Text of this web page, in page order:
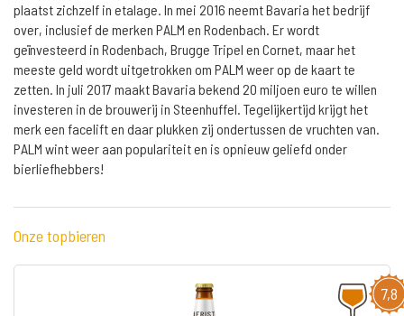
plaatst zichzelf in etalage. In mei 2016 neemt Bavaria het bedrijf
over, inclusief de merken PALM en Rodenbach. Er wordt
geïnvesteerd in Rodenbach, Brugge Tripel en Cornet, maar het
meeste geld wordt uitgetrokken om PALM weer op de kaart te
zetten. In juli 2017 maakt Bavaria bekend 20 miljoen euro te willen
investeren in de brouwerij in Steenhuffel. Tegelijkertijd krijgt het
merk een facelift en daar plukken zij ondertussen de vruchten van.
PALM wint weer aan populariteit en is opnieuw geliefd onder
bierliefhebbers!
Onze topbieren
7,8